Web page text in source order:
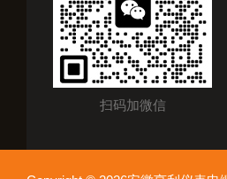
扫码加微信